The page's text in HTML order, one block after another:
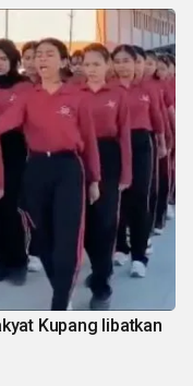
Kupang libatkan